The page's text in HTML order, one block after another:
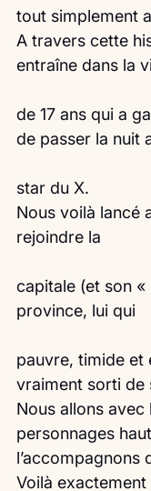
tout simplement
A travers cette
entraîne dans la
de 17 ans qui a
de passer la nuit
star du X.
Nous voilà lancé
rejoindre la
capitale (et son
province, lui qui
pauvre, timide et
vraiment sorti de
Nous allons
personnages
l’accompagnons
Voilà exactement